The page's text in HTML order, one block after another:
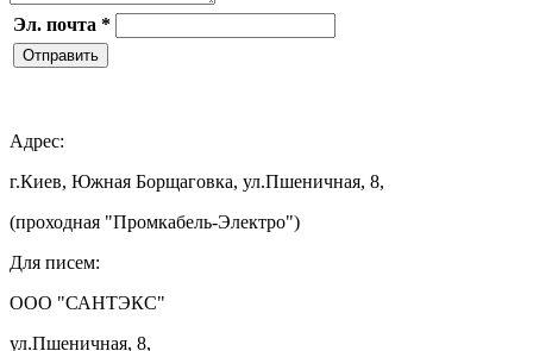
Эл. почта *
Отправить
Адрес:
г.Киев, Южная Борщаговка, ул.Пшеничная, 8,
(проходная "Промкабель-Электро")
Для писем:
ООО "САНТЭКС"
ул.Пшеничная, 8,